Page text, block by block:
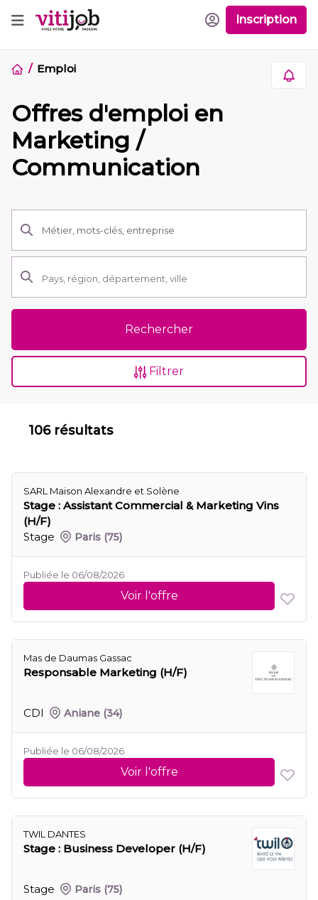
Inscription
Emploi
Offres d'emploi en
Marketing /
Communication
Rechercher
Filtrer
106 résultats
SARL Maison Alexandre et Solène
Stage : Assistant Commercial & Marketing Vins
(H/F)
Stage
Paris (75)
Publiée le 06/08/2026
Voir l'offre
Mas de Daumas Gassac
Responsable Marketing (H/F)
CDI Aniane (34)
Publiée le 06/08/2026
Voir l'offre
TWIL DANTES
Stage : Business Developer (H/F)
Stage Paris (75)